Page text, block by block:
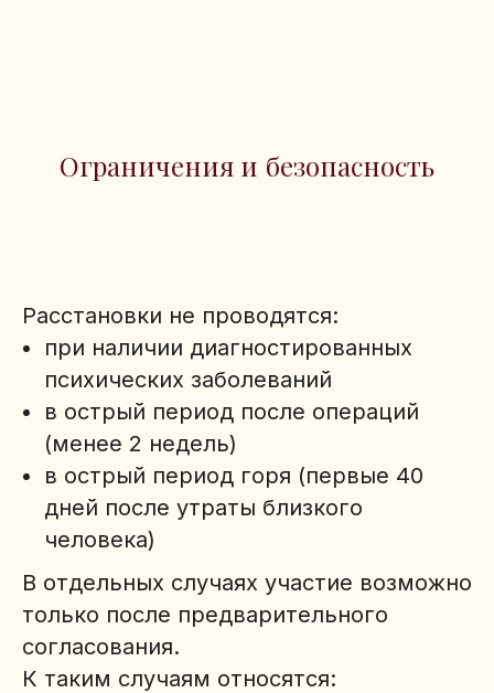
Ограничения и безопасность
Расстановки не проводятся:
при наличии диагностированных
психических заболеваний
в острый период после операций
(менее 2 недель)
в острый период горя (первые 40
дней после утраты близкого
человека)
В отдельных случаях участие возможно
только после предварительного
согласования.
К таким случаям относятся: